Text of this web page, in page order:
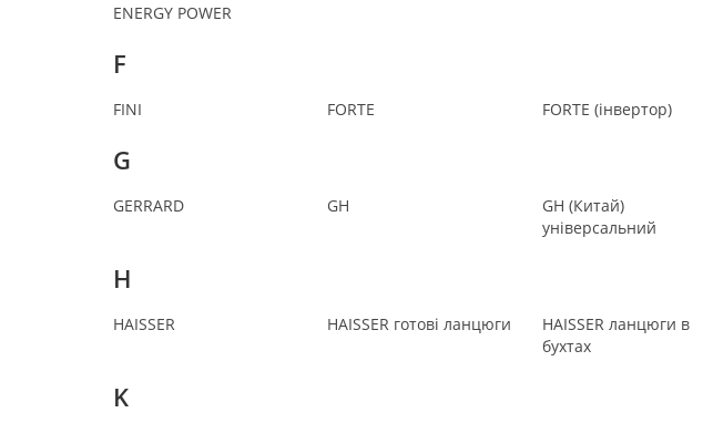
ENERGY POWER
F
FINI FORTE FORTE (інвертор)
G
GERRARD GH
GH (Китай)
універсальний
H
HAISSER HAISSER готові ланцюги
HAISSER ланцюги в
бухтах
K